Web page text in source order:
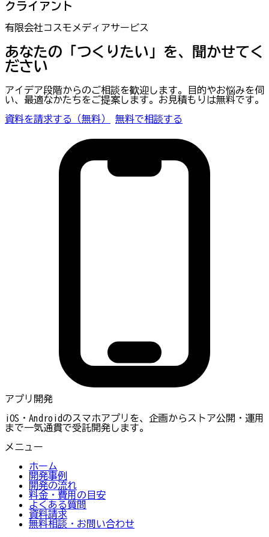
クライアント
有限会社コスモメディアサービス
あなたの「つくりたい」を、聞かせてく
ださい
アイデア段階からのご相談を歓迎します。目的やお悩みを伺
い、最適なかたちをご提案します。お見積もりは無料です。
資料を請求する（無料）
無料で相談する
アプリ開発
iOS・Androidのスマホアプリを、企画からストア公開・運用
まで一気通貫で受託開発します。
メニュー
ホーム
開発事例
開発の流れ
料金・費用の目安
よくある質問
資料請求
無料相談・お問い合わせ